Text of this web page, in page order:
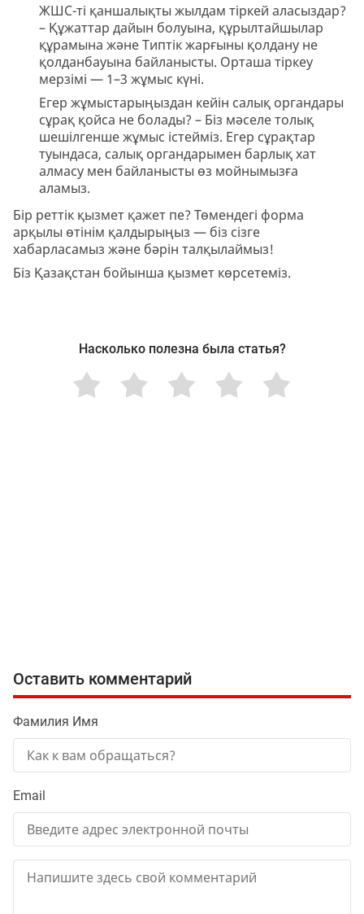
ЖШС-ті қаншалықты жылдам тіркей аласыздар?
– Құжаттар дайын болуына, құрылтайшылар
құрамына және Типтік жарғыны қолдану не
қолданбауына байланысты. Орташа тіркеу
мерзімі — 1–3 жұмыс күні.
Егер жұмыстарыңыздан кейін салық органдары
сұрақ қойса не болады? – Біз мәселе толық
шешілгенше жұмыс істейміз. Егер сұрақтар
туындаса, салық органдарымен барлық хат
алмасу мен байланысты өз мойнымызға
аламыз.
Бір реттік қызмет қажет пе? Төмендегі форма
арқылы өтінім қалдырыңыз — біз сізге
хабарласамыз және бәрін талқылаймыз!
Біз Қазақстан бойынша қызмет көрсетеміз.
Насколько полезна была статья?
Оставить комментарий
Фамилия Имя
Email